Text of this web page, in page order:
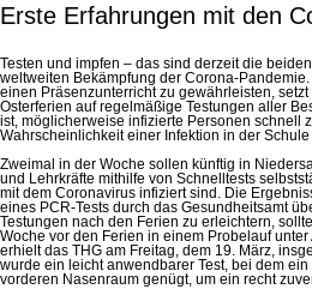
Erste Erfahrungen mit den
Testen und impfen – das sind derzeit die
weltweiten Bekämpfung der Corona-
einen Präsenzunterricht zu gewährleisten,
Osterferien auf regelmäßige Testungen aller
ist, möglicherweise infizierte Personen schnell
Wahrscheinlichkeit einer Infektion in der
Zweimal in der Woche sollen künftig in
und Lehrkräfte mithilfe von Schnelltests
mit dem Coronavirus infiziert sind. Die
eines PCR-Tests durch das Gesundheitsamt
Testungen nach den Ferien zu erleichtern,
Woche vor den Ferien in einem Probelauf
erhielt das THG am Freitag, dem 19. März,
wurde ein leicht anwendbarer Test, bei dem
vorderen Nasenraum genügt, um ein recht